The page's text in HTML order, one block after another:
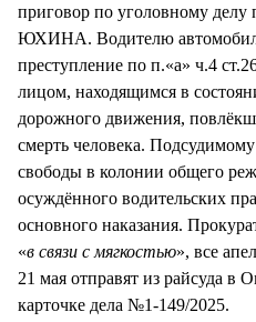
приговор по уголовному делу
ЮХИНА. Водителю
преступление по п.«а» ч.4
лицом, находящимся в
дорожного движения,
смерть человека.
свободы в колонии общего
осуждённого водительских
основного наказания.
«в связи с мягкостью», все
21 мая отправят из райсуда в
карточке дела №1-149/2025.